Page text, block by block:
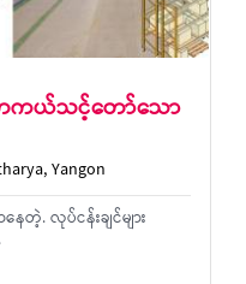
ကယ်သင့်တော်သော
Yangon
. လုပ်ငန်းချင်များ